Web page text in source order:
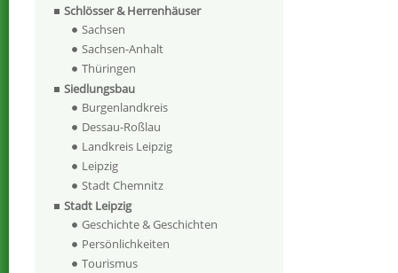
Schlösser & Herrenhäuser
Sachsen
Sachsen-Anhalt
Thüringen
Siedlungsbau
Burgenlandkreis
Dessau-Roßlau
Landkreis Leipzig
Leipzig
Stadt Chemnitz
Stadt Leipzig
Geschichte & Geschichten
Persönlichkeiten
Tourismus